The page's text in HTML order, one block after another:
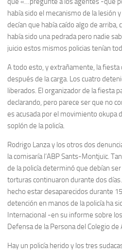
había sido el mecanismo de la lesión
decían que había caído algo de
había sido una pedrada pero nadie
juicio estos mismos policias tenían
A todo esto, y extrañamente, la fiesta
después de la carga. Los cuatro
liberados. El organizador de la fiesta
declarando, pero parece ser que no
es acusada por el movimiento okupa
soplón de la policía.
Rodrigo Lanza y los otros dos
la comisaría l’ABP Sants-Montjuïc.
de la policía determinó que debían
torturas continuaron durante dos
hecho estar desaparecidos durante
detención en manos de la policía ha
Internacional -en su informe sobre
Defensa de la Persona del Colegio de
Hay un policía herido y los tres